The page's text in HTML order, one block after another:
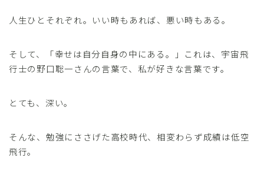
人生ひとそれぞれ。いい時もあれば、悪い時もある。
そして、「幸せは自分自身の中にある。」これは、宇宙飛
行士の野口聡一さんの言葉で、私が好きな言葉です。
とても、深い。
そんな、勉強にささげた高校時代、相変わらず成績は低空
飛行。